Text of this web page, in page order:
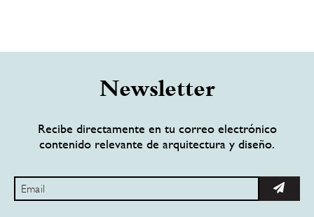
Newsletter
Recibe directamente en tu correo electrónico
contenido relevante de arquitectura y diseño.